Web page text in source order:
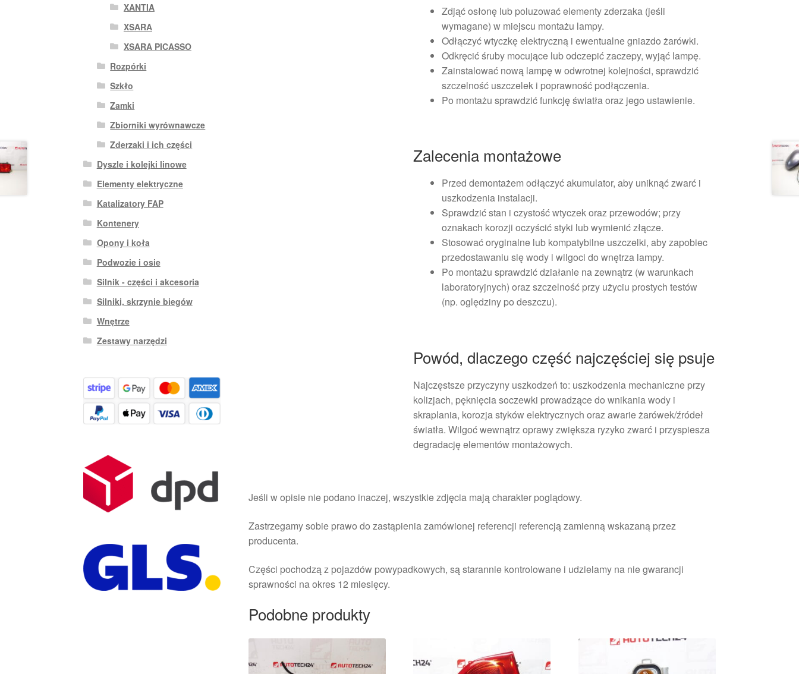
Zdjąć osłonę lub poluzować elementy zderzaka (jeśli
wymagane) w miejscu montażu lampy.
Odłączyć wtyczkę elektryczną i ewentualne gniazdo żarówki.
Odkręcić śruby mocujące lub odczepić zaczepy, wyjąć lampę.
Zainstalować nową lampę w odwrotnej kolejności, sprawdzić
szczelność uszczelek i poprawność podłączenia.
Po montażu sprawdzić funkcję światła oraz jego ustawienie.
Zalecenia montażowe
Przed demontażem odłączyć akumulator, aby uniknąć zwarć i
uszkodzenia instalacji.
Sprawdzić stan i czystość wtyczek oraz przewodów; przy
oznakach korozji oczyścić styki lub wymienić złącze.
Stosować oryginalne lub kompatybilne uszczelki, aby zapobiec
przedostawaniu się wody i wilgoci do wnętrza lampy.
Po montażu sprawdzić działanie na zewnątrz (w warunkach
laboratoryjnych) oraz szczelność przy użyciu prostych testów
(np. oględziny po deszczu).
Powód, dlaczego część najczęściej się psuje
Najczęstsze przyczyny uszkodzeń to: uszkodzenia mechaniczne przy
kolizjach, pęknięcia soczewki prowadzące do wnikania wody i
skraplania, korozja styków elektrycznych oraz awarie żarówek/źródeł
światła. Wilgoć wewnątrz oprawy zwiększa ryzyko zwarć i przyspiesza
degradację elementów montażowych.
Jeśli w opisie nie podano inaczej, wszystkie zdjęcia mają charakter poglądowy.
Zastrzegamy sobie prawo do zastąpienia zamówionej referencji referencją zamienną wskazaną przez
producenta.
Części pochodzą z pojazdów powypadkowych, są starannie kontrolowane i udzielamy na nie gwarancji
sprawności na okres 12 miesięcy.
Podobne produkty
XANTIA
XSARA
XSARA PICASSO
Rozpórki
Szkło
Zamki
Zbiorniki wyrównawcze
Zderzaki i ich części
Dyszle i kolejki linowe
Elementy elektryczne
Katalizatory FAP
Kontenery
Opony i koła
Podwozie i osie
Silnik - części i akcesoria
Silniki, skrzynie biegów
Wnętrze
Zestawy narzędzi